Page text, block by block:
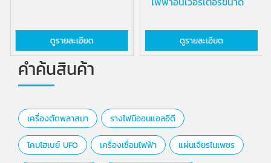
ดูรายละเอียด ดูรายละเอียด
คำค้นสินค้า
เครื่องตัดพลาสมา รางไฟนีออนแอลอีดี
โคมไฮเบย์ UFO เครื่องเชื่อมไฟฟ้า แผ่นเจียรไนเพชร